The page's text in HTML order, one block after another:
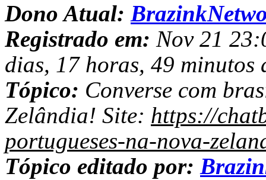
Dono Atual:
Registrado em: Nov 21
dias, 17 horas, 49 minutos
Tópico: Converse com
Zelândia! Site: https://
portugueses-na-nova-
Tópico editado por: